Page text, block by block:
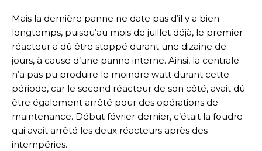
Mais la dernière panne ne date pas d’il y a bien
longtemps, puisqu’au mois de juillet déjà, le premier
réacteur a dû être stoppé durant une dizaine de
jours, à cause d’une panne interne. Ainsi, la centrale
n’a pas pu produire le moindre watt durant cette
période, car le second réacteur de son côté, avait dû
être également arrêté pour des opérations de
maintenance. Début février dernier, c’était la foudre
qui avait arrêté les deux réacteurs après des
intempéries.